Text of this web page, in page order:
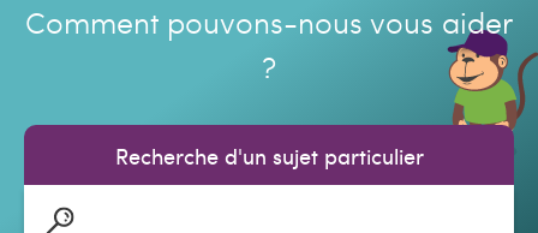
Comment pouvons-nous vous aider
?
Recherche d'un sujet particulier